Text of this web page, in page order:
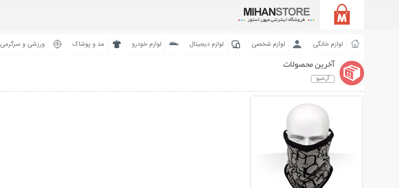
لوازم خانگی لوازم شخصی لوازم دیجیتال لوازم خودرو مد و پوشاک ورزشی و سرگرمی
آخرین محصولات
آرشیو